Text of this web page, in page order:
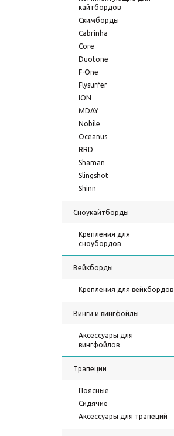
кайтбордов
Скимборды
Cabrinha
Core
Duotone
F-One
Flysurfer
ION
MDAY
Nobile
Oceanus
RRD
Shaman
Slingshot
Shinn
Сноукайтборды
Крепления для
сноубордов
Вейкборды
Крепления для вейкбордов
Винги и вингфойлы
Аксессуары для
вингфойлов
Трапеции
Поясные
Сидячие
Аксессуары для трапеций